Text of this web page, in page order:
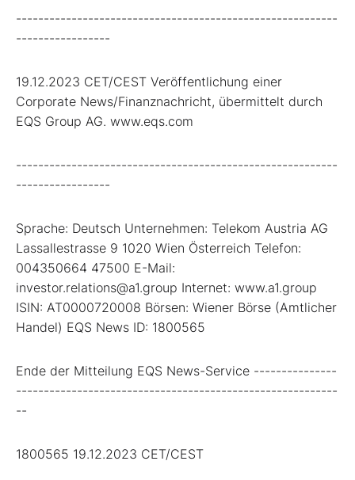
----------------------------------------------------------
-----------------
19.12.2023 CET/CEST Veröffentlichung einer
Corporate News/Finanznachricht, übermittelt durch
EQS Group AG. www.eqs.com
----------------------------------------------------------
-----------------
Sprache: Deutsch Unternehmen: Telekom Austria AG
Lassallestrasse 9 1020 Wien Österreich Telefon:
004350664 47500 E-Mail:
investor.relations@a1.group Internet: www.a1.group
ISIN: AT0000720008 Börsen: Wiener Börse (Amtlicher
Handel) EQS News ID: 1800565
Ende der Mitteilung EQS News-Service ---------------
----------------------------------------------------------
--
1800565 19.12.2023 CET/CEST